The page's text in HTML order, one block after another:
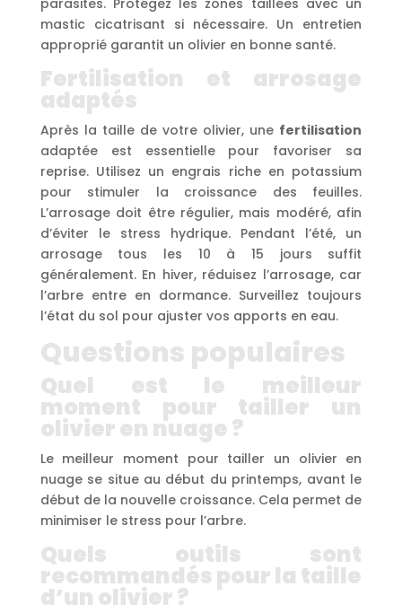
parasites. Protégez les zones taillées avec un
mastic cicatrisant si nécessaire. Un entretien
approprié garantit un olivier en bonne santé.
Fertilisation et arrosage
adaptés
Après la taille de votre olivier, une fertilisation
adaptée est essentielle pour favoriser sa
reprise. Utilisez un engrais riche en potassium
pour stimuler la croissance des feuilles.
L’arrosage doit être régulier, mais modéré, afin
d’éviter le stress hydrique. Pendant l’été, un
arrosage tous les 10 à 15 jours suffit
généralement. En hiver, réduisez l’arrosage, car
l’arbre entre en dormance. Surveillez toujours
l’état du sol pour ajuster vos apports en eau.
Questions populaires
Quel est le meilleur
moment pour tailler un
olivier en nuage ?
Le meilleur moment pour tailler un olivier en
nuage se situe au début du printemps, avant le
début de la nouvelle croissance. Cela permet de
minimiser le stress pour l’arbre.
Quels outils sont
recommandés pour la taille
d’un olivier ?